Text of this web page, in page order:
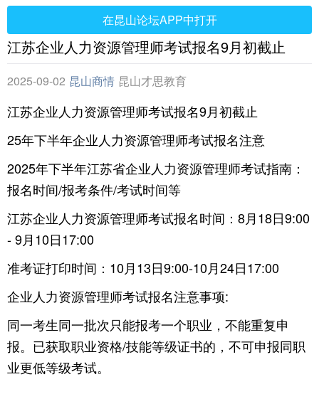
在昆山论坛APP中打开
江苏企业人力资源管理师考试报名9月初截止
2025-09-02 昆山商情 昆山才思教育
江苏企业人力资源管理师考试报名9月初截止
25年下半年企业人力资源管理师考试报名注意
2025年下半年江苏省企业人力资源管理师考试指南：
报名时间/报考条件/考试时间等
江苏企业人力资源管理师考试报名时间：8月18日9:00
- 9月10日17:00
准考证打印时间：10月13日9:00-10月24日17:00
企业人力资源管理师考试报名注意事项:
同一考生同一批次只能报考一个职业，不能重复申
报。已获取职业资格/技能等级证书的，不可申报同职
业更低等级考试。